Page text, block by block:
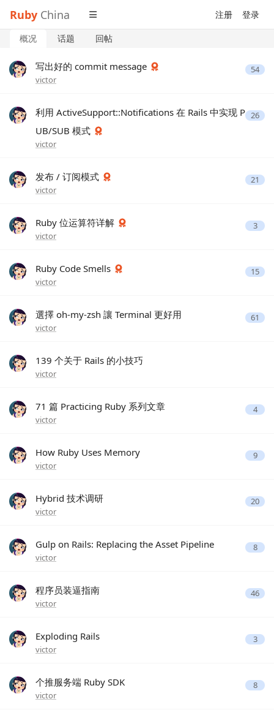
Ruby China 注册 登录
概况 话题 回帖
写出好的 commit message
victor
54
利用 ActiveSupport::Notifications 在 Rails 中实现 P
UB/SUB 模式
victor
26
发布 / 订阅模式
victor
21
Ruby 位运算符详解
victor
3
Ruby Code Smells
victor
15
選擇 oh-my-zsh 讓 Terminal 更好用
victor
61
139 个关于 Rails 的小技巧
victor
71 篇 Practicing Ruby 系列文章
victor
4
How Ruby Uses Memory
victor
9
Hybrid 技术调研
victor
20
Gulp on Rails: Replacing the Asset Pipeline
victor
8
程序员装逼指南
victor
46
Exploding Rails
victor
3
个推服务端 Ruby SDK
victor
8